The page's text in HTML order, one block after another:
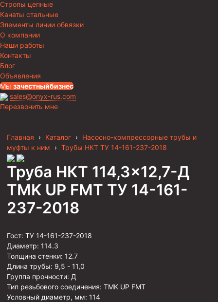
Стропы цепные
Канаты стальные
Элементы линии обвязки
О компании
Наши работы
Контакты
Блог
Объявления
Мы зачестныйбизнес
sales@onyx-rus.com
Перезвонить мне
Главная › Каталог ›
Насосно-компрессорные трубы и
муфты к ним
› Трубы НКТ ТУ 14-161-237-2018
Труба НКТ 114,3×12,7-Д
TMK UP FMT ТУ 14-161-
237-2018
Гост: ТУ 14-161-237-2018
Диаметр: 114.3
Толщина стенки: 12.7
Длина трубы: 9,5 - 11,0
Группа прочности: Д
Тип резьбового соединения: TMK UP FMT
Условный диаметр, мм: 114